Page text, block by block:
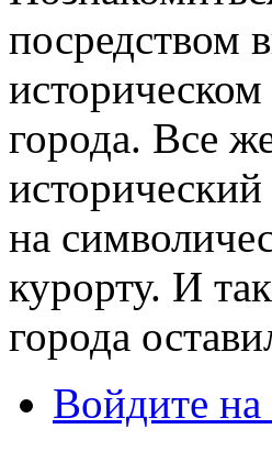
посредством
города. Все
на
курорту. И
города
Войдите на